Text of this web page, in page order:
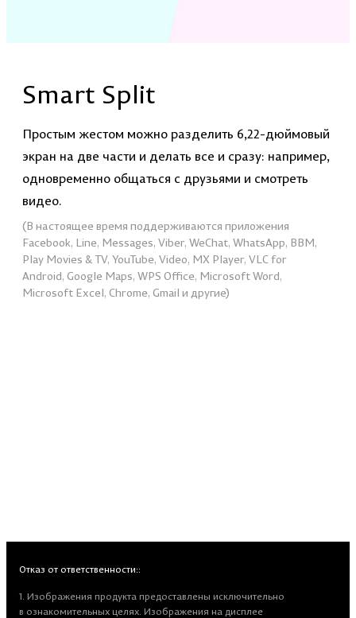
Smart Split
Простым жестом можно разделить 6,22-дюймовый
экран на две части и делать все и сразу: например,
одновременно общаться с друзьями и смотреть
видео.
(В настоящее время поддерживаются приложения
Facebook, Line, Messages, Viber, WeChat, WhatsApp, BBM,
Play Movies & TV, YouTube, Video, MX Player, VLC for
Android, Google Maps, WPS Office, Microsoft Word,
Microsoft Excel, Chrome, Gmail и другие)
Отказ от ответственности::
1. Изображения продукта предоставлены исключительно
в ознакомительных целях. Изображения на дисплее